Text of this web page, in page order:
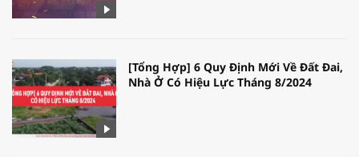
[Tổng Hợp] 6 Quy Định Mới Về Đất Đai,
Nhà Ở Có Hiệu Lực Tháng 8/2024